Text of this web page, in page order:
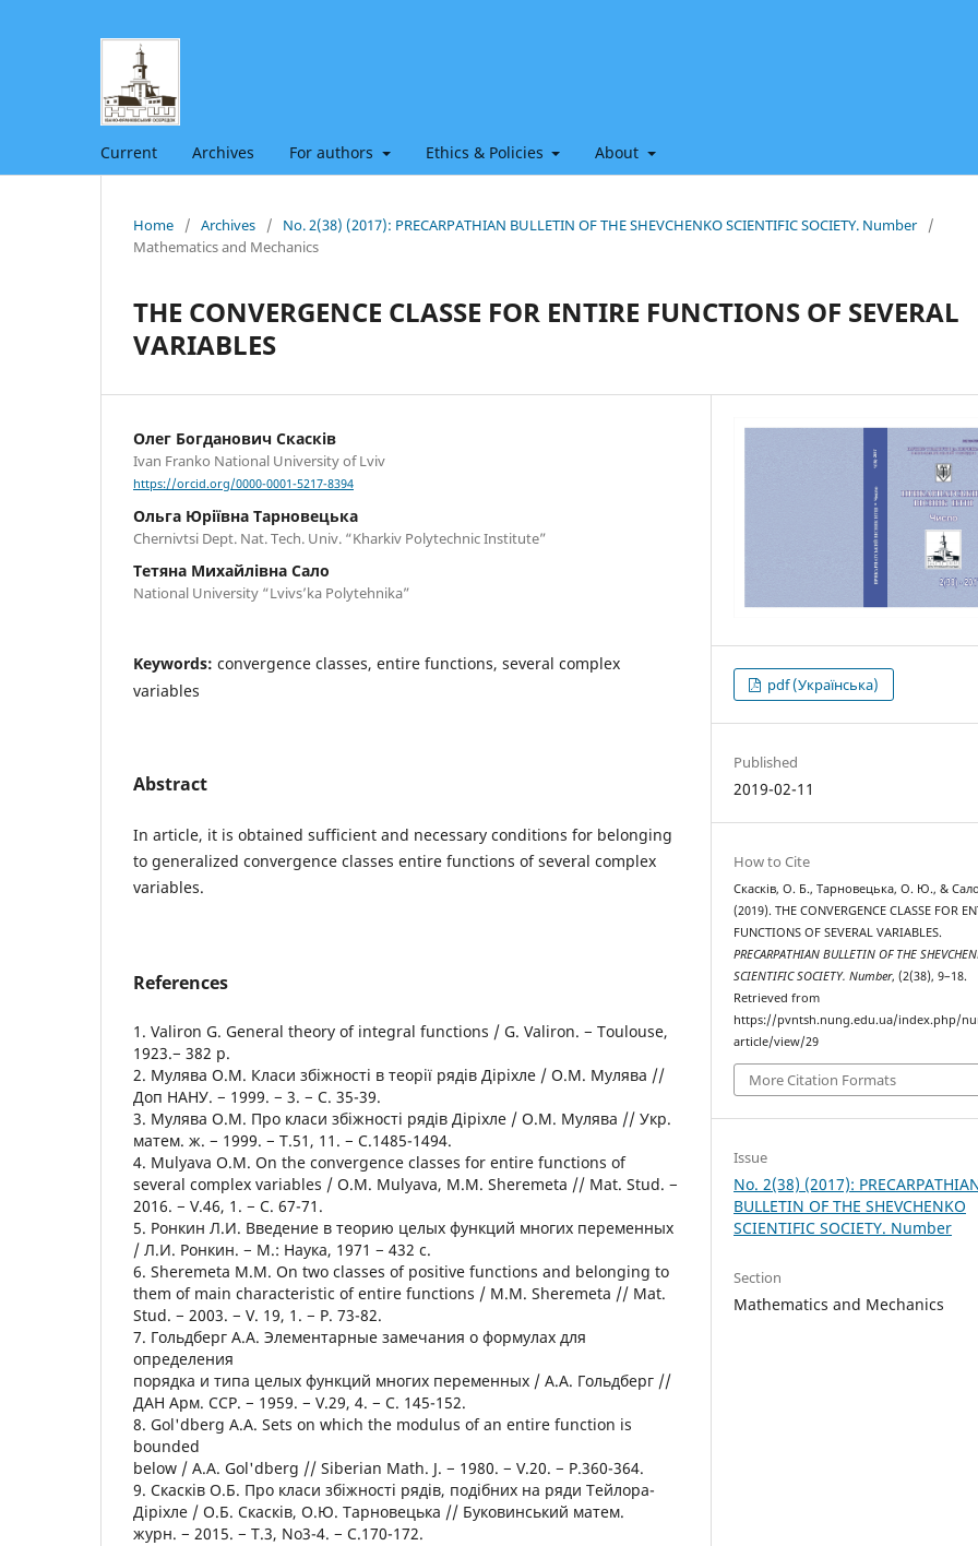
Current Archives For authors Ethics & Policies About
Home / Archives / No. 2(38) (2017): PRECARPATHIAN BULLETIN OF THE SHEVCHENKO SCIENTIFIC SOCIETY. Number
/
Mathematics and Mechanics
THE CONVERGENCE CLASSE FOR ENTIRE FUNCTIONS OF SEVERAL
VARIABLES
Олег Богданович Скасків
Ivan Franko National University of Lviv
https://orcid.org/0000-0001-5217-8394
Ольга Юріївна Тарновецька
Chernivtsi Dept. Nat. Tech. Univ. “Kharkiv Polytechnic Institute”
Тетяна Михайлівна Сало
National University “Lvivs’ka Polytehnika”
Keywords: convergence classes, entire functions, several complex
variables
Abstract
In article, it is obtained sufficient and necessary conditions for belonging
to generalized convergence classes entire functions of several complex
variables.
References
1. Valiron G. General theory of integral functions / G. Valiron. − Toulouse,
1923.− 382 p.
2. Мулява О.М. Класи збіжності в теорії рядів Діріхле / О.М. Мулява //
Доп НАНУ. − 1999. − 3. − C. 35-39.
3. Мулява О.М. Про класи збіжності рядів Діріхле / О.М. Мулява // Укр.
матем. ж. − 1999. − Т.51, 11. − С.1485-1494.
4. Mulyava O.M. On the convergence classes for entire functions of
several complex variables / O.M. Mulyava, M.M. Sheremeta // Mat. Stud. −
2016. − V.46, 1. − С. 67-71.
5. Ронкин Л.И. Введение в теорию целых функций многих переменных
/ Л.И. Ронкин. − М.: Наука, 1971 − 432 с.
6. Sheremeta M.M. On two classes of positive functions and belonging to
them of main characteristic of entire functions / M.M. Sheremeta // Mat.
Stud. − 2003. − V. 19, 1. − P. 73-82.
7. Гольдберг А.А. Элементарные замечания о формулах для
определения
порядка и типа целых функций многих переменных / А.А. Гольдберг //
ДАН Арм. ССР. − 1959. − V.29, 4. − С. 145-152.
8. Gol'dberg A.A. Sets on which the modulus of an entire function is
bounded
below / A.A. Gol'dberg // Siberian Math. J. − 1980. − V.20. − P.360-364.
9. Скасків О.Б. Про класи збіжності рядів, подібних на ряди Тейлора-
Діріхле / О.Б. Скасків, О.Ю. Тарновецька // Буковинський матем.
журн. − 2015. − Т.3, No3-4. − С.170-172.
pdf (Українська)
Published
2019-02-11
How to Cite
Скасків, О. Б., Тарновецька, О. Ю., &
(2019). THE CONVERGENCE CLASSE FOR
FUNCTIONS OF SEVERAL VARIABLES.
PRECARPATHIAN BULLETIN OF THE
SCIENTIFIC SOCIETY. Number, (2(38), 9–18.
Retrieved from
https://pvntsh.nung.edu.ua/index.php/
article/view/29
More Citation Formats
Issue
No. 2(38) (2017):
BULLETIN OF THE SHEVCHENKO
SCIENTIFIC SOCIETY. Number
Section
Mathematics and Mechanics